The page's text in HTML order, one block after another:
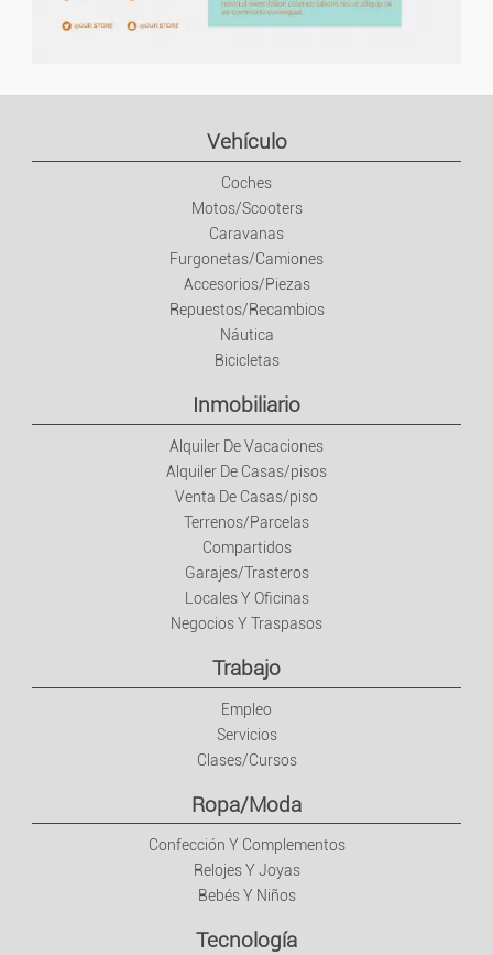
Películas
Juegos Y Juguetes
Salud/Esparcimiento
Electrodoméstico
Bricolaje Y Jardinería
Vehículo
Coches
Motos/Scooters
Caravanas
Furgonetas/Camiones
Accesorios/Piezas
Repuestos/Recambios
Náutica
Bicicletas
Inmobiliario
Alquiler De Vacaciones
Alquiler De Casas/pisos
Venta De Casas/piso
Terrenos/Parcelas
Compartidos
Garajes/Trasteros
Locales Y Oficinas
Negocios Y Traspasos
Trabajo
Empleo
Servicios
Clases/Cursos
Ropa/Moda
Confección Y Complementos
Relojes Y Joyas
Bebés Y Niños
Tecnología